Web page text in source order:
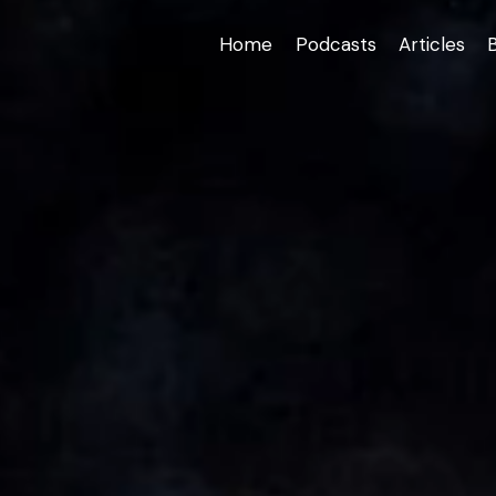
Home Podcasts Articles